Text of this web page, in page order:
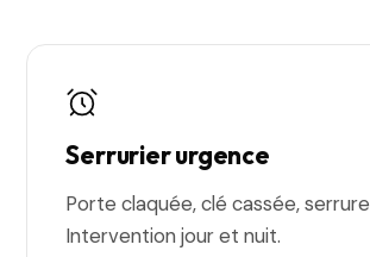
Serrurier urgence
Porte claquée, clé cassée,
Intervention jour et nuit.